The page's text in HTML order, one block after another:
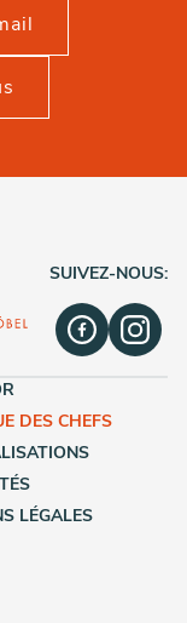
SUIVEZ-NOUS:
DES CHEFS
LÉGALES